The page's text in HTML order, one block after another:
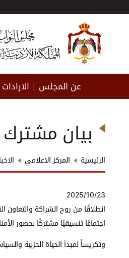
عن المجلس
بيان مشترك
الرئيسية المركز الاعلامي
2025/10/23
انطلاقًا من روح الشراكة والتعاون
اجتماعًا تنسيقيًا مشتركًا بحضور
وتكريساً لمبدأ الحياة الحزبية